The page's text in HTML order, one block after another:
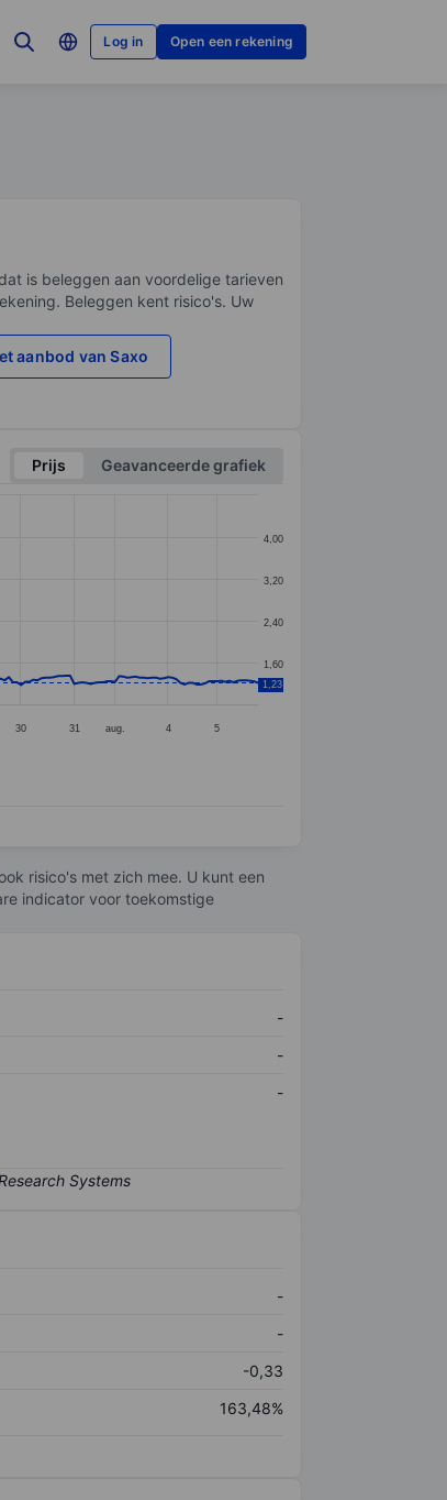
Log in Open een rekening
is beleggen aan voordelige tarieven
Beleggen kent risico's. Uw
aanbod van Saxo
Prijs
Geavanceerde grafiek
30 31 aug. 4 5
1,60
2,40
3,20
4,00
1,23
risico's met zich mee. U kunt een
indicator voor toekomstige
-
-
-
-
-
-0,33
163,48%